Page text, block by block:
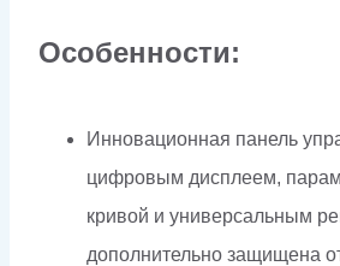
Особенности:
Инновационная панель
цифровым дисплеем,
кривой и универсальным
дополнительно защищена